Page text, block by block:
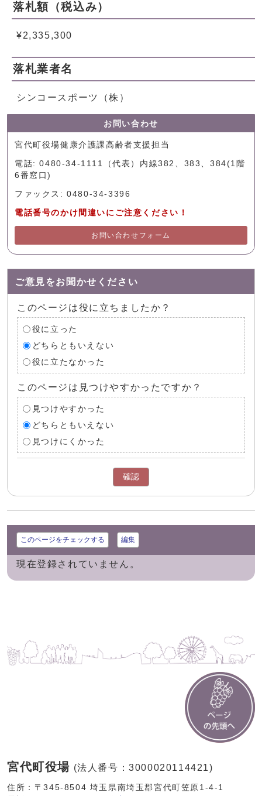
落札額（税込み）
¥2,335,300
落札業者名
シンコースポーツ（株）
お問い合わせ
宮代町役場健康介護課高齢者支援担当
電話: 0480-34-1111（代表）内線382、383、384(1階
6番窓口)
ファックス: 0480-34-3396
電話番号のかけ間違いにご注意ください！
お問い合わせフォーム
ご意見をお聞かせください
このページは役に立ちましたか？
役に立った
どちらともいえない
役に立たなかった
このページは見つけやすかったですか？
見つけやすかった
どちらともいえない
見つけにくかった
確認
このページをチェックする 編集
現在登録されていません。
宮代町役場 (法人番号：3000020114421)
住所：〒345-8504 埼玉県南埼玉郡宮代町笠原1-4-1